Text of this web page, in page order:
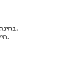
בחינת פוטנציאל הכנסה, מיקום, תזרימי מזומנים.
חישוב יחס שווי-תשואה מול ריבית המשכנתא.